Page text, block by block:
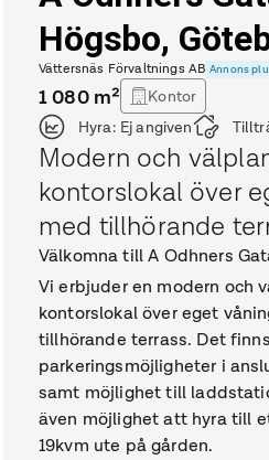
Högsbo,
Vättersnäs Förvaltnings AB Annons
1 080m²
Kontor
Hyra: Ej angiven
Modern och
kontorslokal över
med tillhörande
Välkomna till A Odhners
Vi erbjuder en modern och
kontorslokal över eget
tillhörande terrass. Det
parkeringsmöjligheter i
samt möjlighet till
även möjlighet att hyra till
19kvm ute på gården.